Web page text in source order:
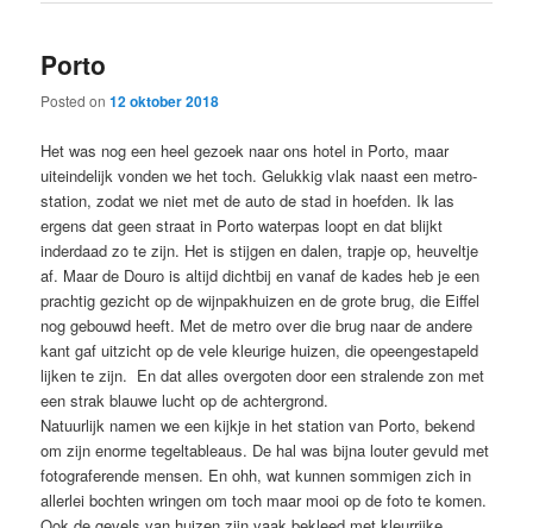
Porto
Posted on12 oktober 2018
Het was nog een heel gezoek naar ons hotel in Porto, maar
uiteindelijk vonden we het toch. Gelukkig vlak naast een metro-
station, zodat we niet met de auto de stad in hoefden. Ik las
ergens dat geen straat in Porto waterpas loopt en dat blijkt
inderdaad zo te zijn. Het is stijgen en dalen, trapje op, heuveltje
af. Maar de Douro is altijd dichtbij en vanaf de kades heb je een
prachtig gezicht op de wijnpakhuizen en de grote brug, die Eiffel
nog gebouwd heeft. Met de metro over die brug naar de andere
kant gaf uitzicht op de vele kleurige huizen, die opeengestapeld
lijken te zijn. En dat alles overgoten door een stralende zon met
een strak blauwe lucht op de achtergrond.
Natuurlijk namen we een kijkje in het station van Porto, bekend
om zijn enorme tegeltableaus. De hal was bijna louter gevuld met
fotograferende mensen. En ohh, wat kunnen sommigen zich in
allerlei bochten wringen om toch maar mooi op de foto te komen.